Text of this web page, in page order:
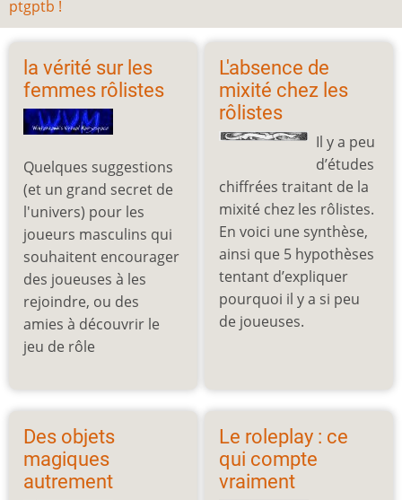
ptgptb !
la vérité sur les
femmes rôlistes
Quelques suggestions
(et un grand secret de
l'univers) pour les
joueurs masculins qui
souhaitent encourager
des joueuses à les
rejoindre, ou des
amies à découvrir le
jeu de rôle
L'absence de
mixité chez les
rôlistes
Il y a peu
d’études
chiffrées traitant de la
mixité chez les rôlistes.
En voici une synthèse,
ainsi que 5 hypothèses
tentant d’expliquer
pourquoi il y a si peu
de joueuses.
Des objets
magiques
autrement
Le roleplay : ce
qui compte
vraiment